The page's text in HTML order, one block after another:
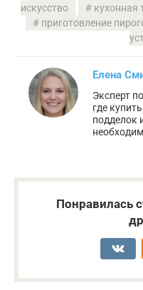
искусство
кухонная
приготовление
Елена
Эксперт
где
подделок
Понравилась